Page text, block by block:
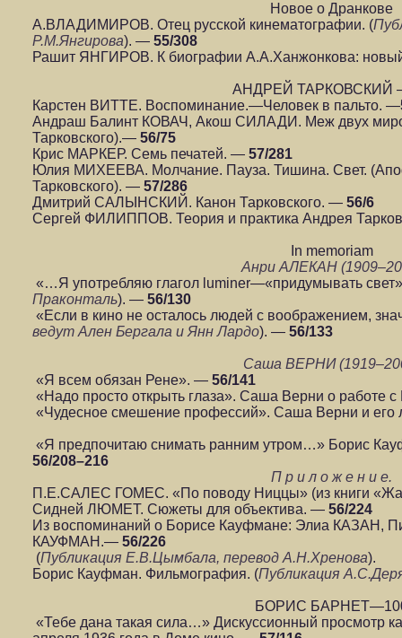
Новое о Дранкове
А.ВЛАДИМИРОВ. Отец русской кинематографии. (
Р.М.Янгирова). — 55/308
Рашит ЯНГИРОВ. К биографии А.А.Ханжонкова:
АНДРЕЙ ТАРКОВСКИЙ
Карстен ВИТТЕ. Воспоминание.—Человек в пальто. —
Андраш Балинт КОВАЧ, Акош СИЛАДИ. Меж двух
Тарковского).— 56/75
Крис МАРКЕР. Семь печатей. — 57/281
Юлия МИХЕЕВА. Молчание. Пауза. Тишина. Свет.
Тарковского). — 57/286
Дмитрий САЛЫНСКИЙ. Канон Тарковского. — 56/6
Сергей ФИЛИППОВ. Теория и практика Андрея
In memoriam
Анри АЛЕКАН
«…Я употребляю глагол luminer—«придумывать
Праконталь). — 56/130
«Если в кино не осталось людей с воображением,
ведут Ален Бергала и Янн Лардо). — 56/133
Саша ВЕРНИ
«Я всем обязан Рене». — 56/141
«Надо просто открыть глаза». Саша Верни о работе
«Чудесное смешение профессий». Саша Верни и
«Я предпочитаю снимать ранним утром…» Борис
56/208–216
П р и л о ж е н и е.
П.Е.САЛЕС ГОМЕС. «По поводу Ниццы» (из книги
Сидней ЛЮМЕТ. Сюжеты для объектива. — 56/224
Из воспоминаний о Борисе Кауфмане: Элиа КАЗАН,
КАУФМАН.— 56/226
(Публикация Е.В.Цымбала, перевод А.Н.Хренова).
Борис Кауфман. Фильмография. (Публикация
БОРИС
«Тебе дана такая сила…» Дискуссионный просмотр